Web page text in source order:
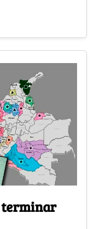
terminar